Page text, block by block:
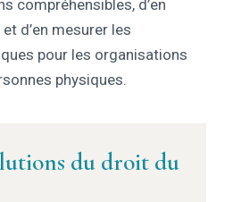
compréhensibles, d’en
d’en mesurer les
pour les organisations
physiques.
du droit du